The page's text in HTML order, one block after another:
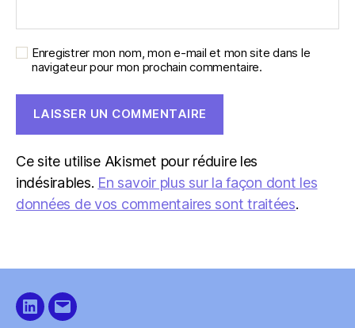
Enregistrer mon nom, mon e-mail et mon site dans le
navigateur pour mon prochain commentaire.
Ce site utilise Akismet pour réduire les
indésirables. En savoir plus sur la façon dont les
données de vos commentaires sont traitées.
LinkedIn
E-